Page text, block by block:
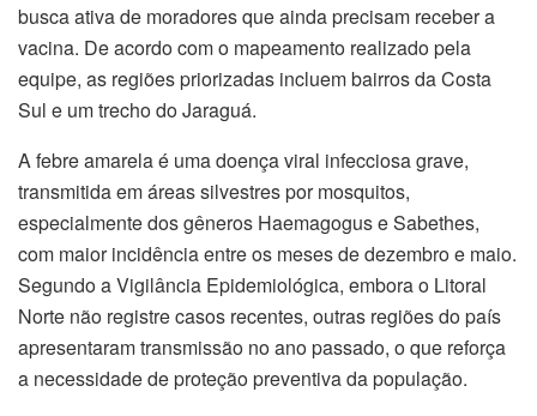
busca ativa de moradores que ainda precisam receber a
vacina. De acordo com o mapeamento realizado pela
equipe, as regiões priorizadas incluem bairros da Costa
Sul e um trecho do Jaraguá.
A febre amarela é uma doença viral infecciosa grave,
transmitida em áreas silvestres por mosquitos,
especialmente dos gêneros Haemagogus e Sabethes,
com maior incidência entre os meses de dezembro e maio.
Segundo a Vigilância Epidemiológica, embora o Litoral
Norte não registre casos recentes, outras regiões do país
apresentaram transmissão no ano passado, o que reforça
a necessidade de proteção preventiva da população.